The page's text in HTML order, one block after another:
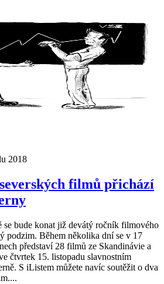
2018
filmů přichází
se bude konat již devátý ročník filmového
podzim. Během několika dní se v 17
představí 28 filmů ze Skandinávie a
čtvrtek 15. listopadu slavnostním
S iListem můžete navíc soutěžit o dva